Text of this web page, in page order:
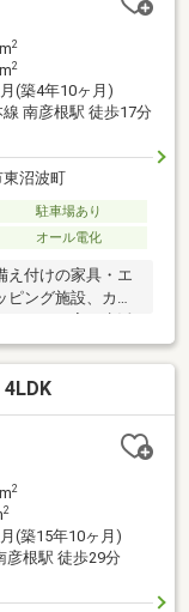
え等も対応できる
2
2
(築4年10ヶ月)
線 南彦根駅 徒歩17分
沼波町
駐車場あり
オール電化
え付けの家具・エ
ング施設、カフ
近江鉄道彦根口駅
幼稚園、小学校ま
たLDKから8帖の
ウト。リビングは
群です。収納量も
2
2
(築15年10ヶ月)
彦根駅 徒歩29分